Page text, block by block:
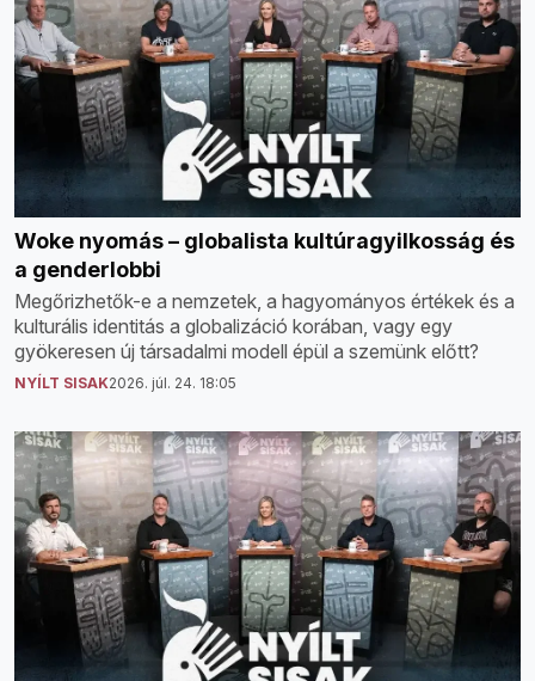
Woke nyomás – globalista kultúragyilkosság és
a genderlobbi
Megőrizhetők-e a nemzetek, a hagyományos értékek és a
kulturális identitás a globalizáció korában, vagy egy
gyökeresen új társadalmi modell épül a szemünk előtt?
NYÍLT SISAK2026. júl. 24. 18:05